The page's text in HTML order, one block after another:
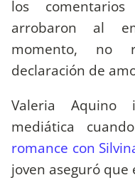
los
arrobaron al
momento, no
declaración de
Valeria Aquino
mediática
romance con
joven aseguró que